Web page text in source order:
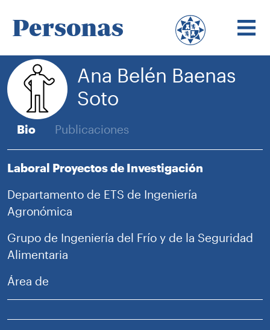
Personas
Ana Belén Baenas
Soto
Bio Publicaciones
Laboral Proyectos de Investigación
Departamento de ETS de Ingeniería
Agronómica
Grupo de Ingeniería del Frío y de la Seguridad
Alimentaria
Área de